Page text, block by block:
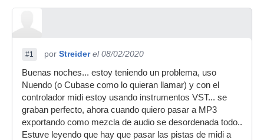
#1 por Streider el 08/02/2020
Buenas noches... estoy teniendo un problema, uso
Nuendo (o Cubase como lo quieran llamar) y con el
controlador midi estoy usando instrumentos VST... se
graban perfecto, ahora cuando quiero pasar a MP3
exportando como mezcla de audio se desordenada todo..
Estuve leyendo que hay que pasar las pistas de midi a